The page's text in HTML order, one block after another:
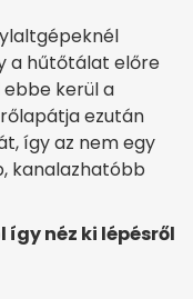
a hűtőtálat előre
kerül a
ezután
így az nem egy
kanalazhatóbb
néz ki lépésről